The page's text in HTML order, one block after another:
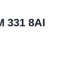
331 8AI